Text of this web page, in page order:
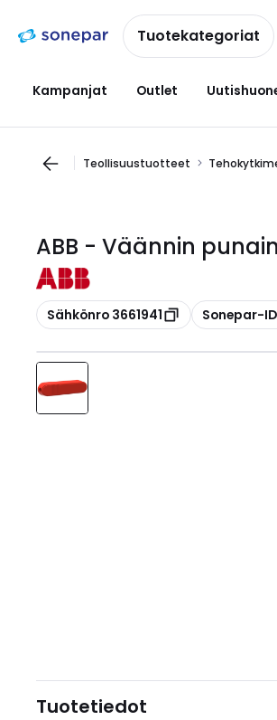
navigointiinsisältöönTuotekategoriat
Kampanjat Outlet
Teollisuustuotteet
ABB - Väännin
Kopioi
Sähkönro 3661941 Kopioi
Sonepar-
Tuotetiedot